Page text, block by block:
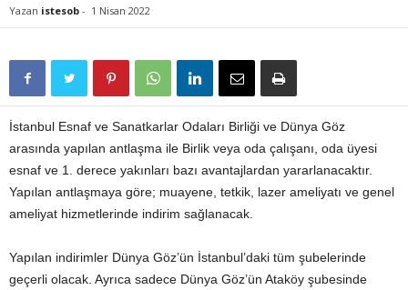
Yazan istesob - 1 Nisan 2022
İstanbul Esnaf ve Sanatkarlar Odaları Birliği ve Dünya Göz
arasında yapılan antlaşma ile Birlik veya oda çalışanı, oda üyesi
esnaf ve 1. derece yakınları bazı avantajlardan yararlanacaktır.
Yapılan antlaşmaya göre; muayene, tetkik, lazer ameliyatı ve genel
ameliyat hizmetlerinde indirim sağlanacak.
Yapılan indirimler Dünya Göz’ün İstanbul’daki tüm şubelerinde
geçerli olacak. Ayrıca sadece Dünya Göz’ün Ataköy şubesinde